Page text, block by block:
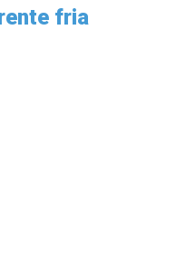
fria